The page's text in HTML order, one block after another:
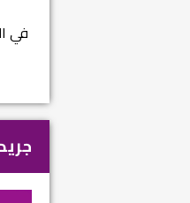
في العدد (659)